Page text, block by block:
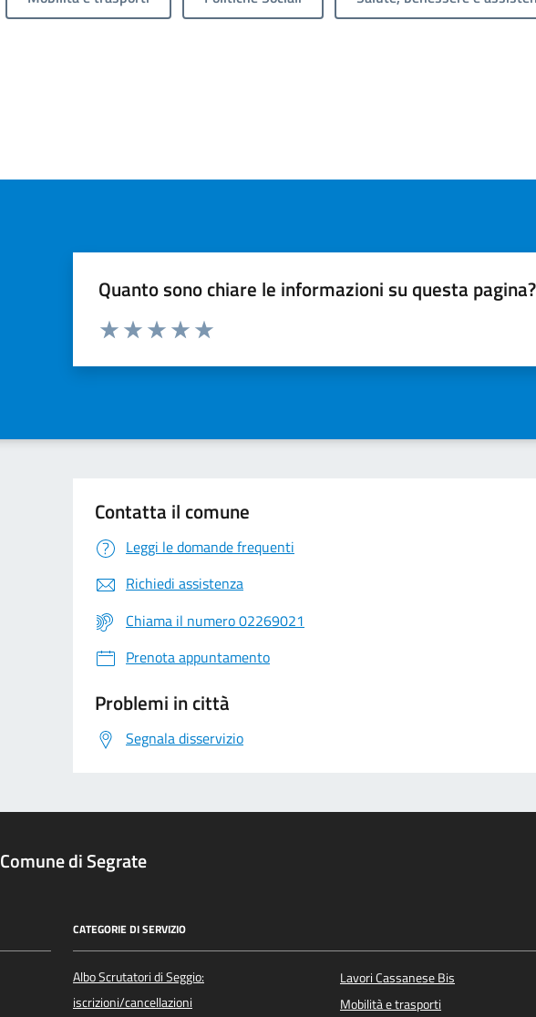
Quanto sono chiare le informazioni su questa pagina?
Valuta da 1 a 5 stelle la pagina
Contatta il comune
Leggi le domande frequenti
Richiedi assistenza
Chiama il numero 02269021
Prenota appuntamento
Problemi in città
Segnala disservizio
Comune di Segrate
CATEGORIE DI SERVIZIO
Albo Scrutatori di Seggio:
iscrizioni/cancellazioni
Lavori Cassanese Bis
Mobilità e trasporti